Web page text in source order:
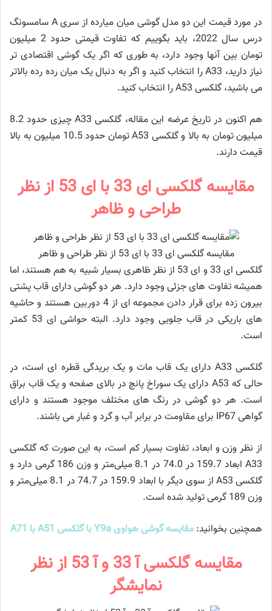
در مورد قیمت این دو مدل گوشی میان میارده از سری A سامسونگ
درس سال 2022، باید بگوییم که تفاوت قیمتی حدود 2 میلیون
تومان بین آنها وجود دارد، به طوری که اگر یک گوشی اقتصادی تر
نیاز دارید، A33 را انتخاب کنید و اگر به دنبال یک میان رده رده بالاتر
می باشید، گلکسی A53 را انتخاب کنید.
هم اکنون در تاریخ عرضه این مقاله، گلکسی A33 چیزی حدود 8.2
میلیون تومان به بالا و گلکسی A53 تومان حدود 10.5 میلیون به بالا
قیمت دارند.
مقایسه گلکسی ای 33 با ای 53 از نظر
طراحی و ظاهر
مقایسه گلکسی ای 33 با ای 53 از نظر طراحی و ظاهر
گلکسی ای 33 و ای 53 از نظر ظاهری بسیار شبیه به هم هستند، اما
همیشه تفاوت های جزئی وجود دارد. هر دو گوشی دارای قاب پشتی
بیرون زده برای قرار دادن مجموعه ای از 4 دوربین هستند و حاشیه
های باریکی در قاب جلویی وجود دارد. البته حواشی ای 53 کمتر
است.
گلکسی A33 دارای یک قاب مات و یک بریدگی قطره ای است، در
حالی که A53 دارای یک سوراخ پانچ در بالای صفحه و یک قاب براق
است. هر دو گوشی در رنگ های مختلف موجود هستند و دارای
گواهی IP67 برای مقاومت در برابر آب و گرد و غبار می باشند.
از نظر وزن و ابعاد، تفاوت بسیار کم است، به این صورت که گلکسی
A33 ابعاد 159.7 در 74.0 در 8.1 میلی‌متر و وزن 186 گرمی دارد و
گلکسی A53 از سوی دیگر با ابعاد 159.9 در 74.7 در 8.1 میلی‌متر و
وزن 189 گرمی تولید شده است.
همچنین بخوانید:مقایسه گوشی هواوی Y9a با گلکسی A51 با A71
مقایسه گلکسی آ 33 و آ 53 از نظر
نمایشگر